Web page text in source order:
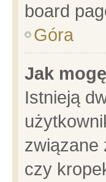
board
Góra
Jak
Istnieją
związane
czy